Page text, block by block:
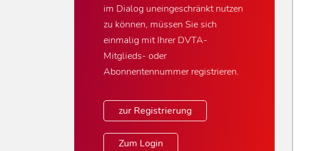
im Dialog uneingeschränkt nutzen
zu können, müssen Sie sich
einmalig mit Ihrer DVTA-
Mitglieds- oder
Abonnentennummer registrieren.
zur Registrierung
Zum Login